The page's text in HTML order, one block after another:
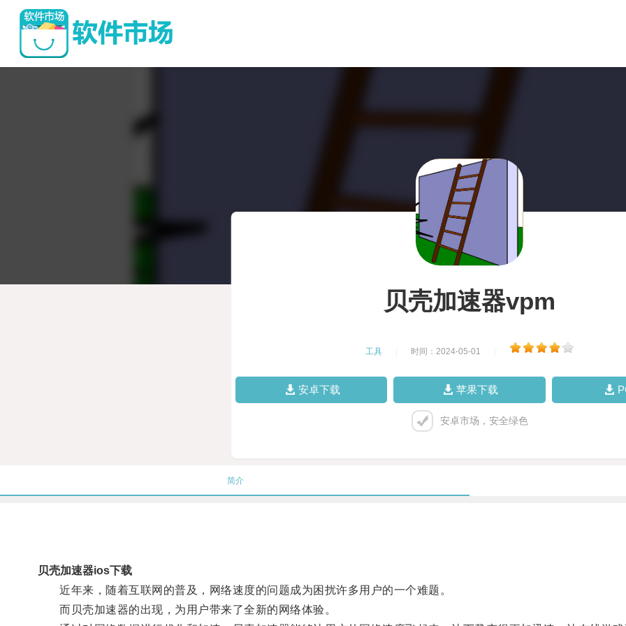
贝壳加速器vpm
工具 时间：2024-05-01
安卓下载 苹果下载
安卓市场，安全绿色
简介
贝壳加速器ios下载
近年来，随着互联网的普及，网络速度的问题成为困扰许多用户的一个难题。
而贝壳加速器的出现，为用户带来了全新的网络体验。